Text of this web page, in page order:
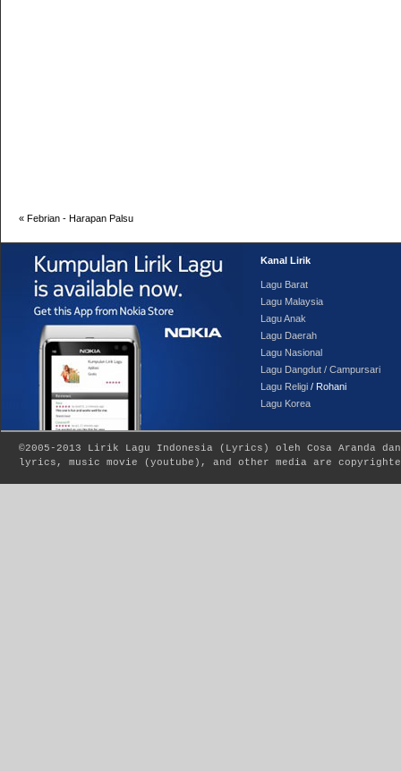
« Febrian - Harapan Palsu
Kanal Lirik
Lagu Barat
Lagu Malaysia
Lagu Anak
Lagu Daerah
Lagu Nasional
Lagu Dangdut / Campursari
Lagu Religi / Rohani
Lagu Korea
©2005-2013 Lirik Lagu Indonesia ( Lyrics ) oleh Cosa Aranda
lyrics, music movie (youtube), and other media are